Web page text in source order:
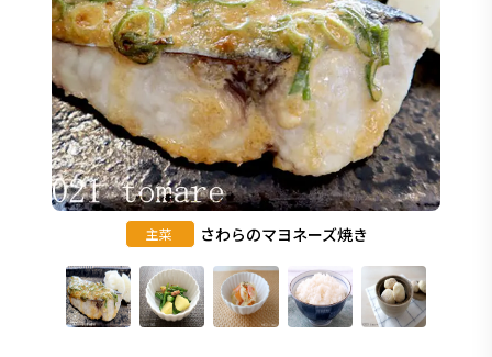
主菜 さわらのマヨネーズ焼き